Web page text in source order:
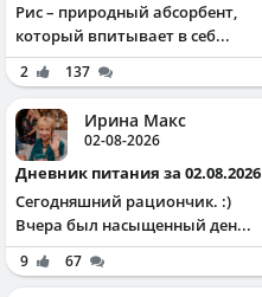
Рис – природный абсорбент,
который впитывает в себ...
2 137
Ирина Макс
02-08-2026
Дневник питания за 02.08.2026
Сегодняшний рациончик. :)
Вчера был насыщенный ден...
9 67